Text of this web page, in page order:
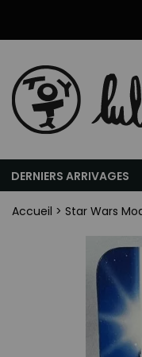
DERNIERS ARRIVAGES
Accueil > Star Wars